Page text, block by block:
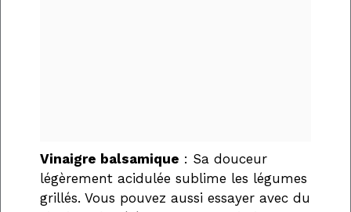
Vinaigre balsamique : Sa douceur
légèrement acidulée sublime les légumes
grillés. Vous pouvez aussi essayer avec du